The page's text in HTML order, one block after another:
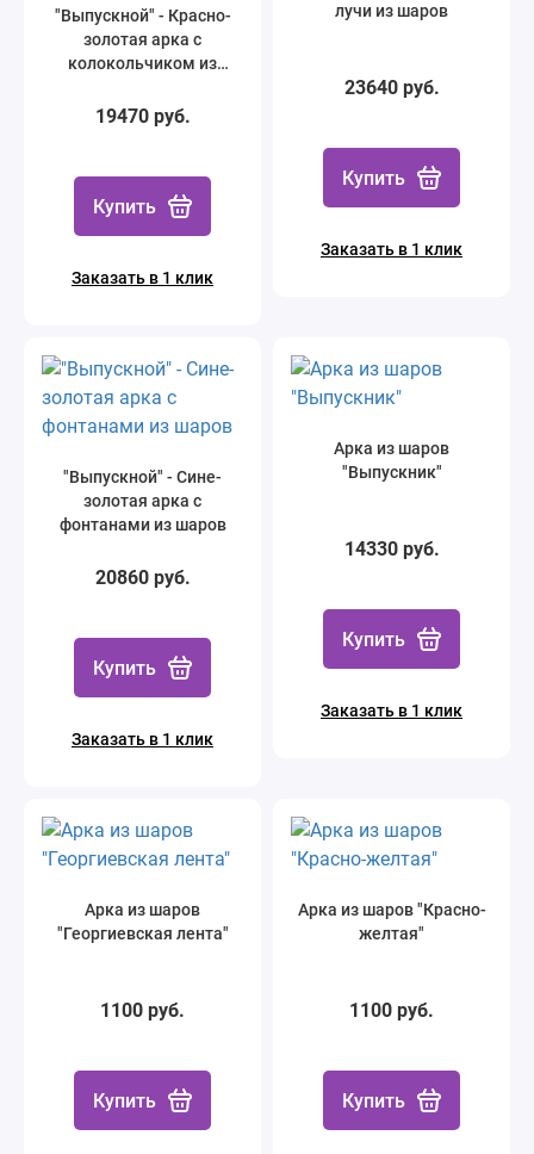
"Выпускной" - Красно-
золотая арка с
колокольчиком из
19470 руб.
Купить
Заказать в 1 клик
лучи из шаров
23640 руб.
Купить
Заказать в 1 клик
"Выпускной" - Сине-
золотая арка с
фонтанами из шаров
20860 руб.
Купить
Заказать в 1 клик
Арка из шаров
"Выпускник"
14330 руб.
Купить
Заказать в 1 клик
Арка из шаров
"Георгиевская лента"
1100 руб.
Купить
Арка из шаров "Красно-
желтая"
1100 руб.
Купить